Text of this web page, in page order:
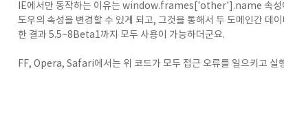
IE에서만 동작하는 이유는 window.frames['other'].name 속성
도우의 속성을 변경할 수 있게 되고, 그것을 통해서 두 도메인간
한 결과 5.5~8Beta1까지 모두 사용이 가능하더군요.
FF, Opera, Safari에서는 위 코드가 모두 접근 오류를 일으키고 실